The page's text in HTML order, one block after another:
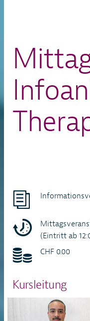
(Eintritt ab
CHF 0.00
Kursleitung